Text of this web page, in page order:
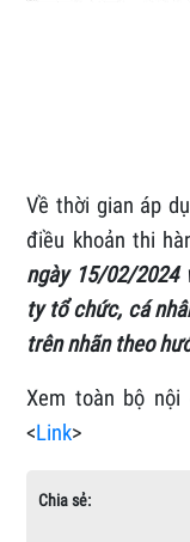
Về thời gian áp
điều khoản thi
ngày 15/02/2024
ty tổ chức, cá
trên nhãn theo
Xem toàn bộ
<Link>
Chia sẻ: